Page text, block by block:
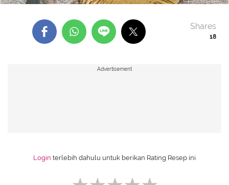
18
Shares
Login terlebih dahulu untuk berikan Rating Resep ini